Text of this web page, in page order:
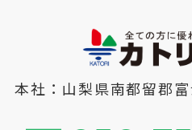
本社：山梨県南都留郡